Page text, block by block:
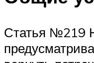
Статья №219